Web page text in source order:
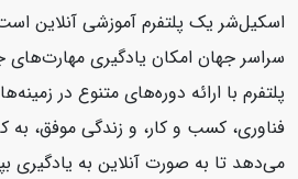
اسکیل‌شر یک پلتفرم آموزشی آنلاین است
سراسر جهان امکان یادگیری مهارت‌های
پلتفرم با ارائه دوره‌های متنوع در
فناوری، کسب و کار، و زندگی موفق، به
می‌دهد تا به صورت آنلاین به یادگیری